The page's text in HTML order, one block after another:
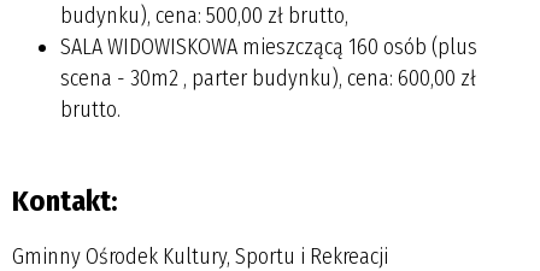
budynku), cena: 500,00 zł brutto,
SALA WIDOWISKOWA mieszczącą 160 osób (plus
scena - 30m2 , parter budynku), cena: 600,00 zł
brutto.
Kontakt:
Gminny Ośrodek Kultury, Sportu i Rekreacji